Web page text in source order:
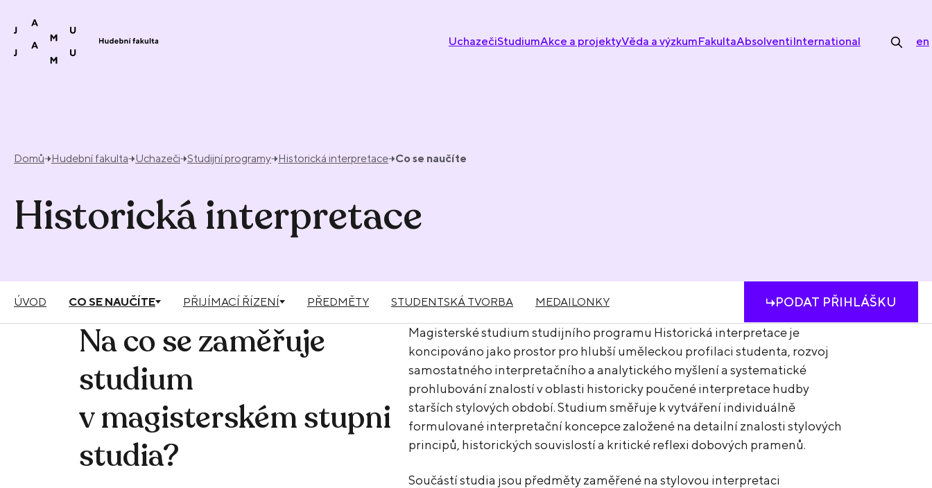
UchazečiStudiumAkce a projektyVěda a výzkumFakultaAbsolventiInternational en
Domů Hudební fakulta Uchazeči Studijní programy Historická interpretace Co se naučíte
Historická interpretace
ÚVOD CO SE NAUČÍTE PŘIJÍMACÍ ŘÍZENÍ PŘEDMĚTY STUDENTSKÁ TVORBA MEDAILONKY PODAT PŘIHLÁŠKU
Na co se zaměřuje
studium
v magisterském stupni
studia?
Magisterské studium studijního programu Historická interpretace je
koncipováno jako prostor pro hlubší uměleckou profilaci studenta, rozvoj
samostatného interpretačního a analytického myšlení a systematické
prohlubování znalostí v oblasti historicky poučené interpretace hudby
starších stylových období. Studium směřuje k vytváření individuálně
formulované interpretační koncepce založené na detailní znalosti stylových
principů, historických souvislostí a kritické reflexi dobových pramenů.
Součástí studia jsou předměty zaměřené na stylovou interpretaci